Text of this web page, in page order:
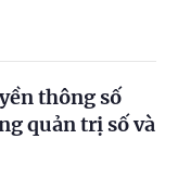
thông số
quản trị số và